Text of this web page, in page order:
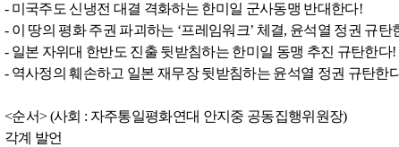
- 미국주도 신냉전 대결 격화하는 한미일 군사동맹 반대한다!
- 이 땅의 평화 주권 파괴하는 ‘프레임워크’ 체결, 윤석열 정권 규탄
- 일본 자위대 한반도 진출 뒷받침하는 한미일 동맹 추진 규탄한다!
- 역사정의 훼손하고 일본 재무장 뒷받침하는 윤석열 정권 규탄한
<순서> (사회 : 자주통일평화연대 안지중 공동집행위원장)
각계 발언